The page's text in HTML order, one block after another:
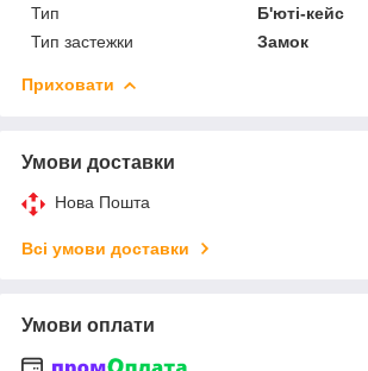
Тип
Б'юті-кейс
Тип застежки
Замок
Приховати
Умови доставки
Нова Пошта
Всі умови доставки
Умови оплати